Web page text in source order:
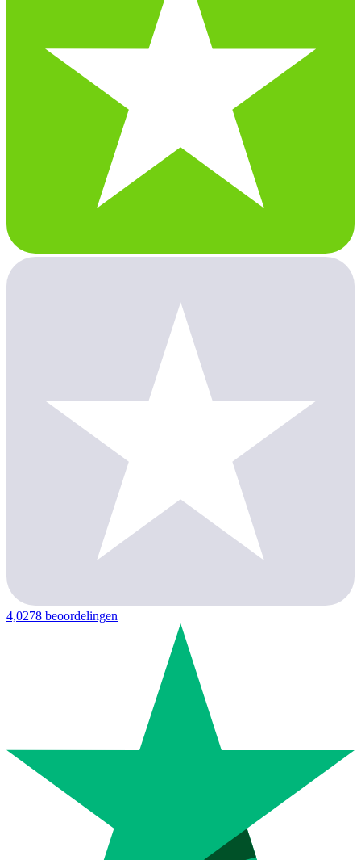
4,0278 beoordelingen